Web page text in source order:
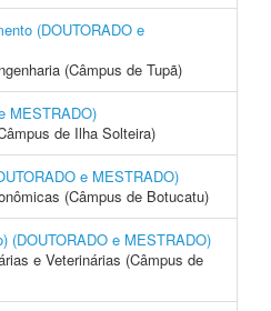
(DOUTORADO e
(Câmpus de Tupã)
MESTRADO)
de Ilha Solteira)
e MESTRADO)
(Câmpus de Botucatu)
(DOUTORADO e MESTRADO)
e Veterinárias (Câmpus de